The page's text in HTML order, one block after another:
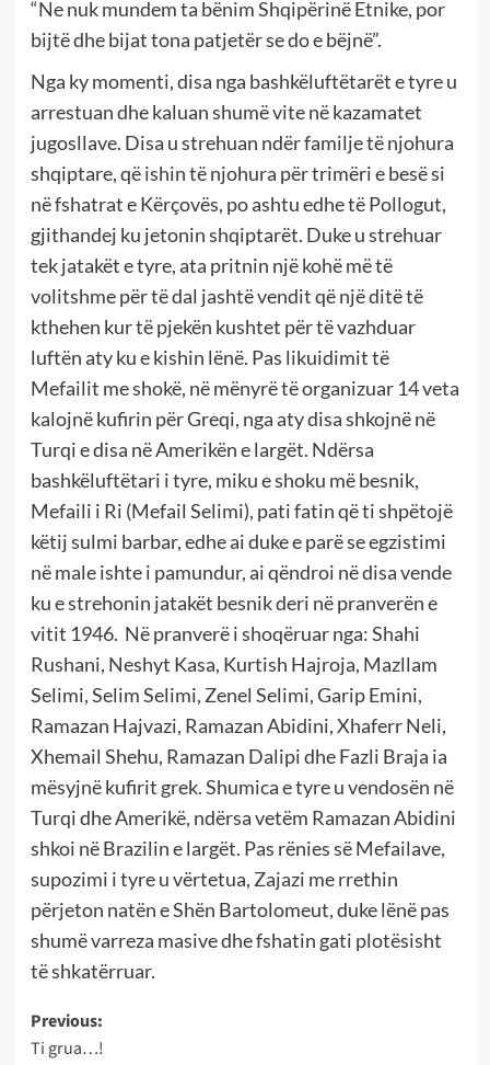
“Ne nuk mundem ta bënim Shqipërinë Etnike, por
bijtë dhe bijat tona patjetër se do e bëjnë”.
Nga ky momenti, disa nga bashkëluftëtarët e tyre u
arrestuan dhe kaluan shumë vite në kazamatet
jugosllave. Disa u strehuan ndër familje të njohura
shqiptare, që ishin të njohura për trimëri e besë si
në fshatrat e Kërçovës, po ashtu edhe të Pollogut,
gjithandej ku jetonin shqiptarët. Duke u strehuar
tek jatakët e tyre, ata pritnin një kohë më të
volitshme për të dal jashtë vendit që një ditë të
kthehen kur të pjekën kushtet për të vazhduar
luftën aty ku e kishin lënë. Pas likuidimit të
Mefailit me shokë, në mënyrë të organizuar 14 veta
kalojnë kufirin për Greqi, nga aty disa shkojnë në
Turqi e disa në Amerikën e largët. Ndërsa
bashkëluftëtari i tyre, miku e shoku më besnik,
Mefaili i Ri (Mefail Selimi), pati fatin që ti shpëtojë
këtij sulmi barbar, edhe ai duke e parë se egzistimi
në male ishte i pamundur, ai qëndroi në disa vende
ku e strehonin jatakët besnik deri në pranverën e
vitit 1946. Në pranverë i shoqëruar nga: Shahi
Rushani, Neshyt Kasa, Kurtish Hajroja, Mazllam
Selimi, Selim Selimi, Zenel Selimi, Garip Emini,
Ramazan Hajvazi, Ramazan Abidini, Xhaferr Neli,
Xhemail Shehu, Ramazan Dalipi dhe Fazli Braja ia
mësyjnë kufirit grek. Shumica e tyre u vendosën në
Turqi dhe Amerikë, ndërsa vetëm Ramazan Abidini
shkoi në Brazilin e largët. Pas rënies së Mefailave,
supozimi i tyre u vërtetua, Zajazi me rrethin
përjeton natën e Shën Bartolomeut, duke lënë pas
shumë varreza masive dhe fshatin gati plotësisht
të shkatërruar.
Post
Previous:
Ti grua…!